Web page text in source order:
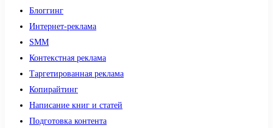
Блоггинг
Интернет-реклама
SMM
Контекстная реклама
Таргетированная реклама
Копирайтинг
Написание книг и статей
Подготовка контента